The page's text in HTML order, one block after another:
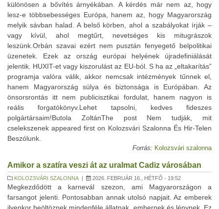
Forrás: Kolozsvári szalonna
Amikor a szatíra veszi át az uralmat Cadiz városában
KOLOZSVÁRI SZALONNA | 2026. FEBRUÁR 16., HÉTFŐ - 19:52
Megkezdődött a karnevál szezon, ami Magyarországon a
farsangot jelenti. Pontosabban annak utolsó napjait. Az emberek